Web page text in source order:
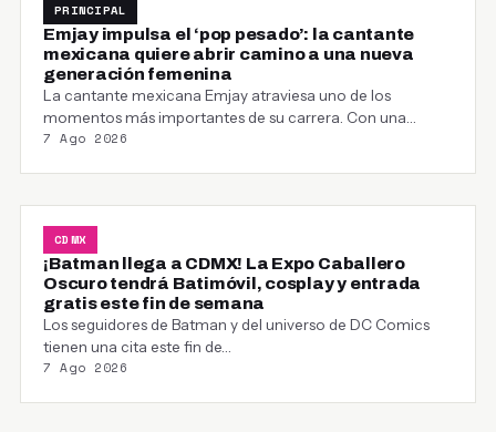
PRINCIPAL
Emjay impulsa el ‘pop pesado’: la cantante
mexicana quiere abrir camino a una nueva
generación femenina
La cantante mexicana Emjay atraviesa uno de los
momentos más importantes de su carrera. Con una…
7 Ago 2026
CDMX
¡Batman llega a CDMX! La Expo Caballero
Oscuro tendrá Batimóvil, cosplay y entrada
gratis este fin de semana
Los seguidores de Batman y del universo de DC Comics
tienen una cita este fin de…
7 Ago 2026